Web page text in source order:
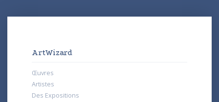
ArtWizard
Œuvres
Artistes
Des Expositions